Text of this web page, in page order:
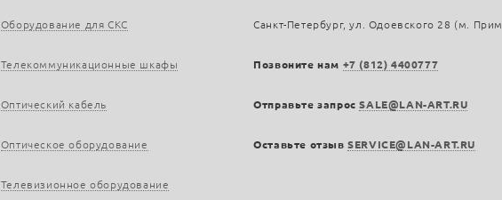
Оборудование для СКС
Телекоммуникационные шкафы
Оптический кабель
Оптическое оборудование
Телевизионное оборудование
Санкт-Петербург, ул. Одоевского 28 (м.
Позвоните нам +7 (812) 4400777
Отправьте запросSALE@LAN-ART.RU
Оставьте отзывSERVICE@LAN-ART.RU